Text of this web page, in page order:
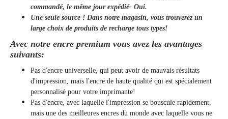
commandé, le même jourexpédié- Oui.
Une seule source ! Dans notre magasin, vous trouverez un
large choix de produits de recharge tous types!
Avec notre encre premium vous avez les avantages
suivants:
Pas d'encre universelle, qui peut avoir de mauvais résultats
d'impression, mais l'encre de haute qualité qui est spécialement
personnalisé pour votre imprimante!
Pas d'encre, avec laquelle l'impression se bouscule rapidement,
mais une des meilleures encres du monde avec laquelle vous ne